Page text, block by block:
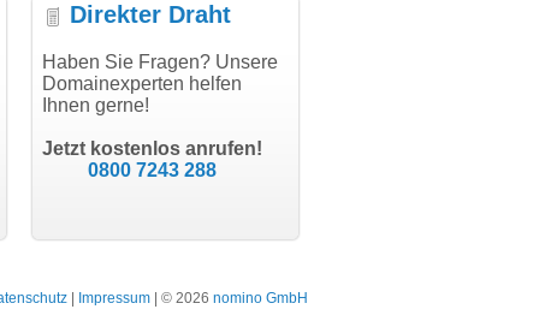
"Vielen Dank für den
AuthCode - hat alles prima
geklappt!"
Schauspieler
Direkter Draht
Haben Sie Fragen? Unsere
Domainexperten helfen
Ihnen gerne!
Jetzt kostenlos anrufen!
0800 7243 288
Impressum | © 2026 nomino GmbH